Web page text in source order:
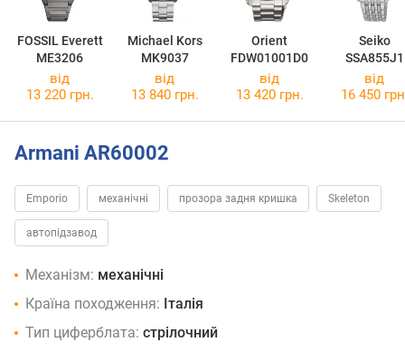
FOSSIL Everett
ME3206
Michael Kors
MK9037
Orient
FDW01001D0
Seiko
SSA855J1
від
13 220 грн.
від
13 840 грн.
від
13 420 грн.
від
16 450
Armani AR60002
Emporio механічні прозора задня кришка Skeleton
автопідзавод
Механізм: механічні
Країна походження: Італія
Тип циферблата: стрілочний